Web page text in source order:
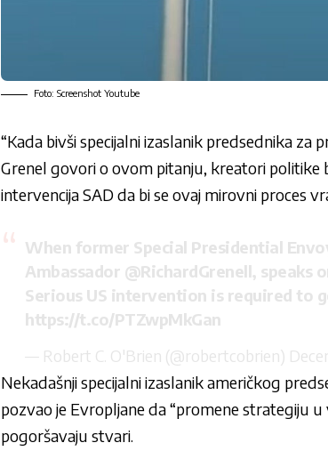
Foto: Screenshot Youtube
“Kada bivši specijalni izaslanik predsednika
Grenel govori o ovom pitanju, kreatori
intervencija SAD da bi se ovaj mirovni proces
When former Special Presidential
Ambassador @RichardGrenell, speaks
Serious US intervention is required to
https://t.co/PTZwpMkGan
— Robert C. O'Brien (@robertcobrien)
Nekadašnji specijalni izaslanik američkog
pozvao je Evropljane da “promene strategiju u
pogoršavaju stvari.